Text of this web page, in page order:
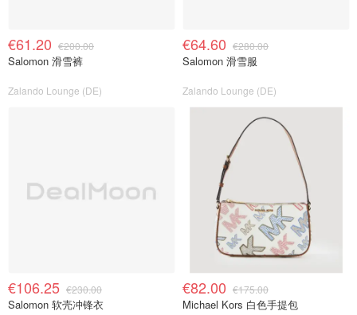
€61.20 €200.00
Salomon 滑雪裤
Zalando Lounge (DE)
€64.60 €280.00
Salomon 滑雪服
Zalando Lounge (DE)
€106.25 €230.00
Salomon 软壳冲锋衣
€82.00 €175.00
Michael Kors 白色手提包